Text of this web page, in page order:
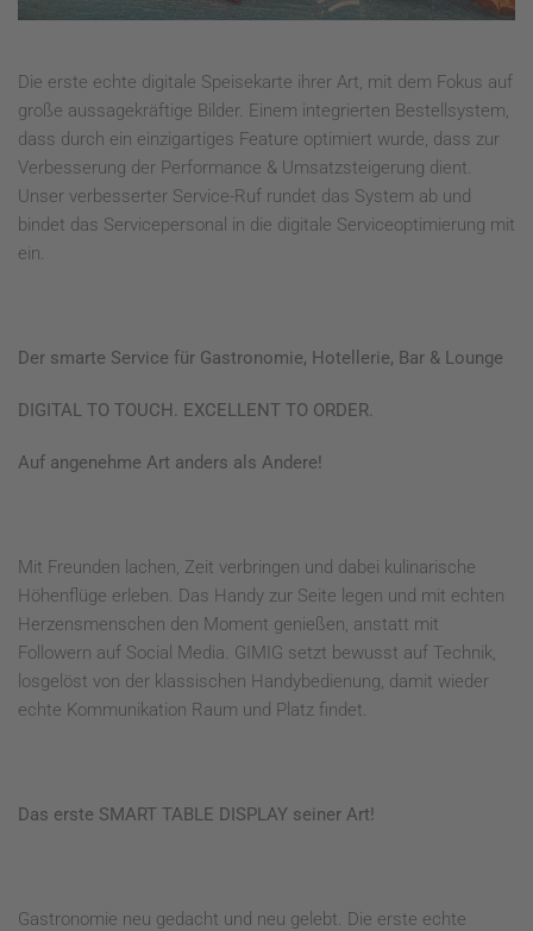
Die erste echte digitale Speisekarte ihrer Art, mit dem Fokus auf
große aussagekräftige Bilder. Einem integrierten Bestellsystem,
dass durch ein einzigartiges Feature optimiert wurde, dass zur
Verbesserung der Performance & Umsatzsteigerung dient.
Unser verbesserter Service-Ruf rundet das System ab und
bindet das Servicepersonal in die digitale Serviceoptimierung mit
ein.
Der smarte Service für Gastronomie, Hotellerie, Bar & Lounge
DIGITAL TO TOUCH. EXCELLENT TO ORDER.
Auf angenehme Art anders als Andere!
Mit Freunden lachen, Zeit verbringen und dabei kulinarische
Höhenflüge erleben. Das Handy zur Seite legen und mit echten
Herzensmenschen den Moment genießen, anstatt mit
Followern auf Social Media. GIMIG setzt bewusst auf Technik,
losgelöst von der klassischen Handybedienung, damit wieder
echte Kommunikation Raum und Platz findet.
Das erste SMART TABLE DISPLAY seiner Art!
Gastronomie neu gedacht und neu gelebt. Die erste echte